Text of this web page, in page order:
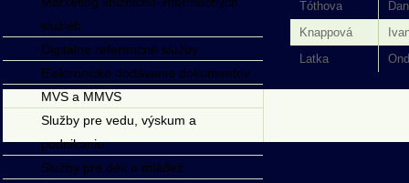
Tóthova
Knappová
Latka
služieb
Digitálne referenčné služby
Elektronické dodávanie dokumentov
MVS a MMVS
Služby pre vedu, výskum a
podnikanie
Služby pre deti a mládež